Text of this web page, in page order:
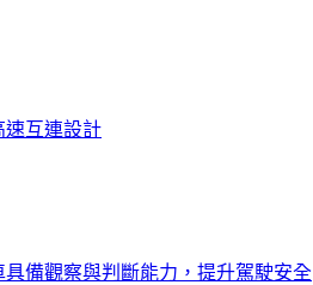
速互連設計
備觀察與判斷能力，提升駕駛安全